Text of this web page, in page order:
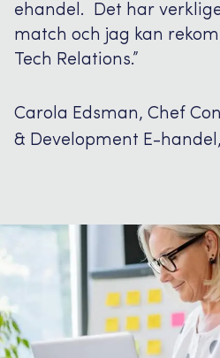
ehandel. Det har
match och jag kan
Tech Relations.”
Carola Edsman, Chef
& Development E-